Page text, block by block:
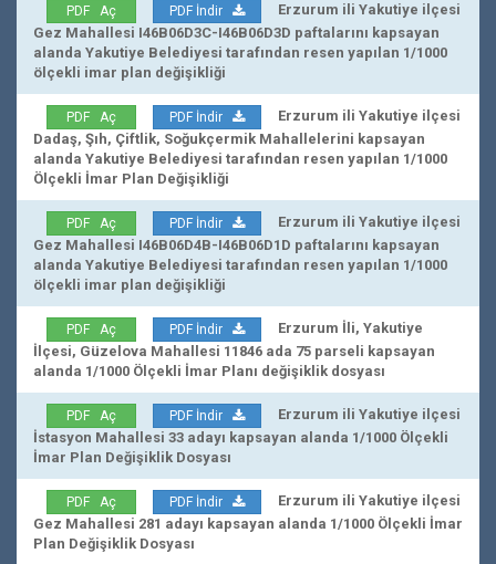
PDF Aç PDF İndir
Erzurum ili Yakutiye ilçesi
Gez Mahallesi I46B06D3C-I46B06D3D paftalarını kapsayan
alanda Yakutiye Belediyesi tarafından resen yapılan 1/1000
ölçekli imar plan değişikliği
PDF Aç PDF İndir
Erzurum ili Yakutiye ilçesi
Dadaş, Şıh, Çiftlik, Soğukçermik Mahallelerini kapsayan
alanda Yakutiye Belediyesi tarafından resen yapılan 1/1000
Ölçekli İmar Plan Değişikliği
PDF Aç PDF İndir
Erzurum ili Yakutiye ilçesi
Gez Mahallesi I46B06D4B-I46B06D1D paftalarını kapsayan
alanda Yakutiye Belediyesi tarafından resen yapılan 1/1000
ölçekli imar plan değişikliği
PDF Aç PDF İndir
Erzurum İli, Yakutiye
İlçesi, Güzelova Mahallesi 11846 ada 75 parseli kapsayan
alanda 1/1000 Ölçekli İmar Planı değişiklik dosyası
PDF Aç PDF İndir
Erzurum ili Yakutiye ilçesi
İstasyon Mahallesi 33 adayı kapsayan alanda 1/1000 Ölçekli
İmar Plan Değişiklik Dosyası
PDF Aç PDF İndir
Erzurum ili Yakutiye ilçesi
Gez Mahallesi 281 adayı kapsayan alanda 1/1000 Ölçekli İmar
Plan Değişiklik Dosyası